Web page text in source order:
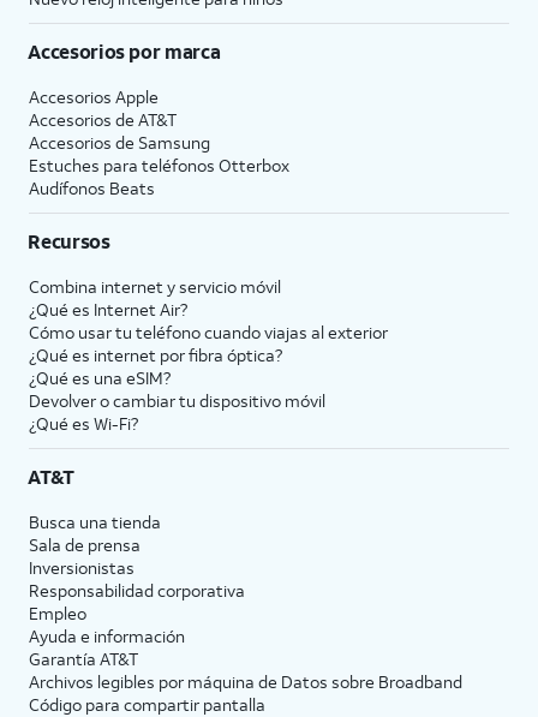
Accesorios por marca
Accesorios Apple
Accesorios de AT&T
Accesorios de Samsung
Estuches para teléfonos Otterbox
Audífonos Beats
Recursos
Combina internet y servicio móvil
¿Qué es Internet Air?
Cómo usar tu teléfono cuando viajas al exterior
¿Qué es internet por fibra óptica?
¿Qué es una eSIM?
Devolver o cambiar tu dispositivo móvil
¿Qué es Wi-Fi?
AT&T
Busca una tienda
Sala de prensa
Inversionistas
Responsabilidad corporativa
Empleo
Ayuda e información
Garantía AT&T
Archivos legibles por máquina de Datos sobre Broadband
Código para compartir pantalla